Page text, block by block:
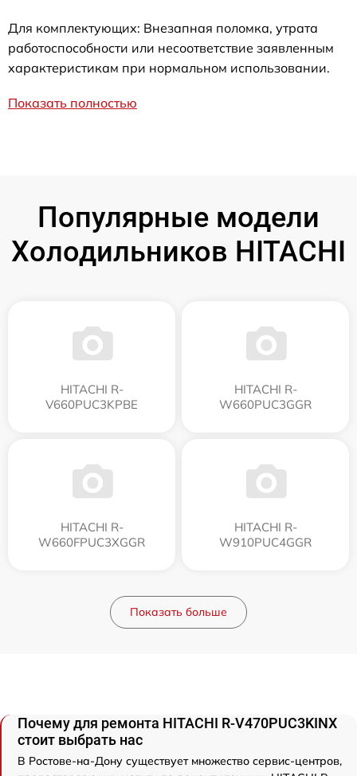
Для комплектующих: Внезапная поломка, утрата
работоспособности или несоответствие заявленным
характеристикам при нормальном использовании.
Показать полностью
Популярные модели
Холодильников HITACHI
HITACHI R-
V660PUC3KPBE
HITACHI R-
W660PUC3GGR
HITACHI R-
W660FPUC3XGGR
HITACHI R-
W910PUC4GGR
Показать больше
Почему для ремонта HITACHI R-V470PUC3KINX
стоит выбрать нас
В Ростове-на-Дону существует множество сервис-центров,